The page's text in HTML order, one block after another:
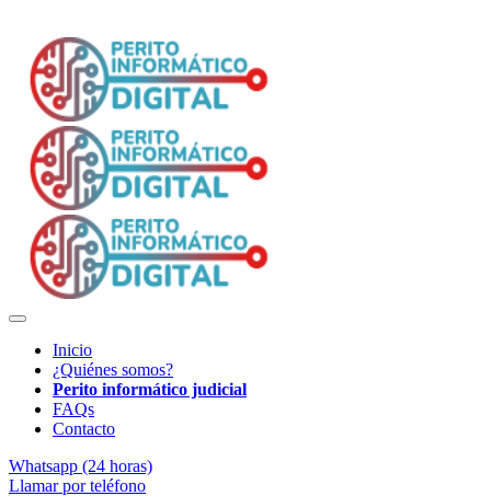
Inicio
¿Quiénes somos?
Perito informático judicial
FAQs
Contacto
Whatsapp (24 horas)
Llamar por teléfono